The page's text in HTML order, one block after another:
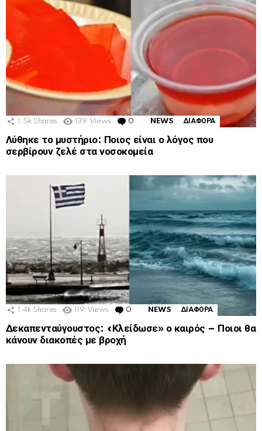
1.5k Shares 139 Views 0 Comments
NEWS ΔΙΑΦΟΡΑ
Λύθηκε το μυστήριο: Ποιος είναι ο λόγος που
σερβίρουν ζελέ στα νοσοκομεία
1.4k Shares 119 Views 0 Comments
NEWS ΔΙΑΦΟΡΑ
Δεκαπενταύγουστος: «Κλείδωσε» ο καιρός – Ποιοι θα
κάνουν διακοπές με βροχή